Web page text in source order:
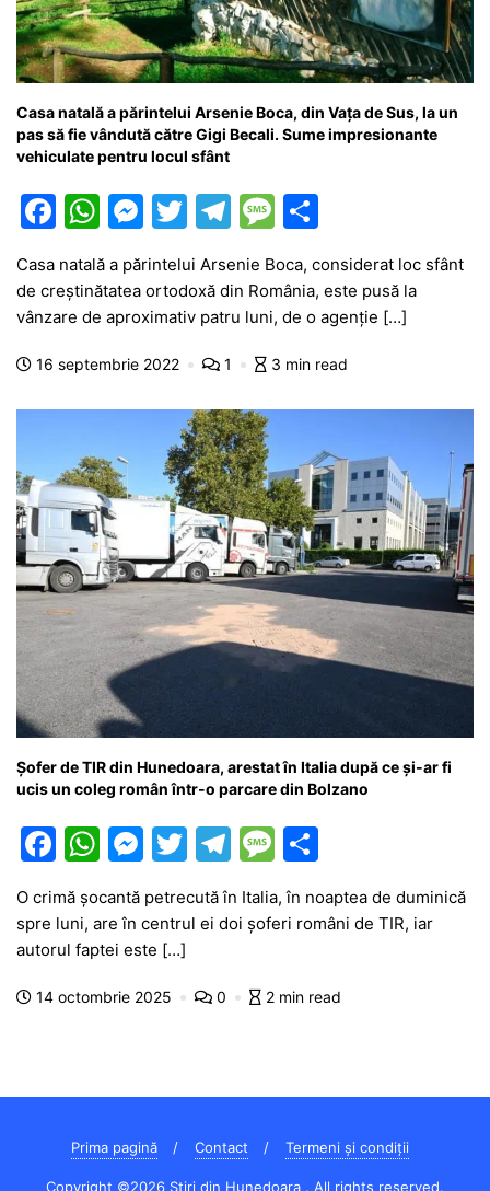
Casa natală a părintelui Arsenie Boca, din Vața de Sus, la un
pas să fie vândută către Gigi Becali. Sume impresionante
vehiculate pentru locul sfânt
F
c
e
b
o
o
k
W
at
s
A
p
M
e
s
s
e
g
er
T
w
itt
er
T
el
e
gr
a
m
M
s
s
a
e
ar
ta
je
a
ă
Casa natală a părintelui Arsenie Boca, considerat loc sfânt
de creștinătatea ortodoxă din România, este pusă la
vânzare de aproximativ patru luni, de o agenție […]
16 septembrie 2022 1 3 min read
Șofer de TIR din Hunedoara, arestat în Italia după ce și-ar fi
ucis un coleg român într-o parcare din Bolzano
F
c
e
b
k
W
at
s
A
M
s
s
e
er
T
itt
T
e
a
m
M
e
s
a
ta
a
O crimă șocantă petrecută în Italia, în noaptea de duminică
spre luni, are în centrul ei doi șoferi români de TIR, iar
autorul faptei este […]
14 octombrie 2025 0 2 min read
Prima pagină Contact Termeni și condiții
Copyright ©2026 Știri din Hunedoara . All rights reserved.